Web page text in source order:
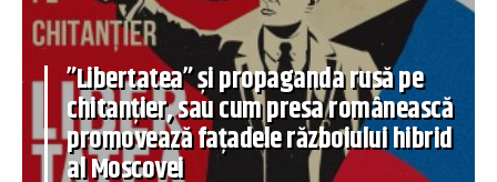
”Libertatea” și propaganda rusă pe
chitanțier, sau cum presa românească
promovează fațadele războiului hibrid
al Moscovei